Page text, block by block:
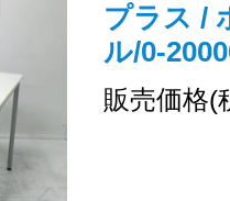
プラス /
ル/0-
販売価格(